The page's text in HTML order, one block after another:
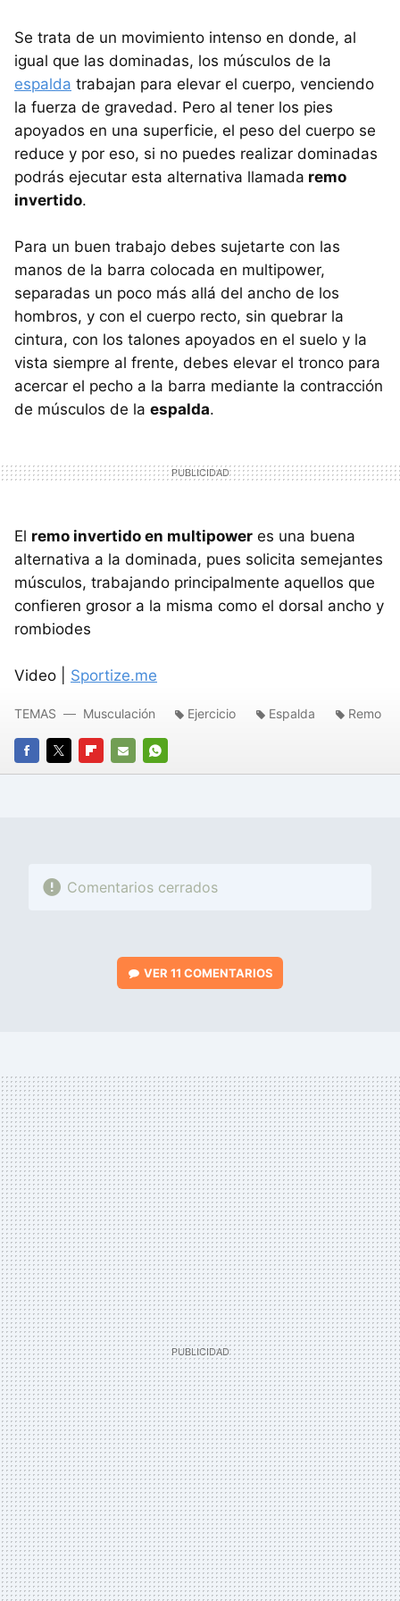
Se trata de un movimiento intenso en donde, al
igual que las dominadas, los músculos de la
espalda trabajan para elevar el cuerpo, venciendo
la fuerza de gravedad. Pero al tener los pies
apoyados en una superficie, el peso del cuerpo se
reduce y por eso, si no puedes realizar dominadas
podrás ejecutar esta alternativa llamada remo
invertido.
Para un buen trabajo debes sujetarte con las
manos de la barra colocada en multipower,
separadas un poco más allá del ancho de los
hombros, y con el cuerpo recto, sin quebrar la
cintura, con los talones apoyados en el suelo y la
vista siempre al frente, debes elevar el tronco para
acercar el pecho a la barra mediante la contracción
de músculos de la espalda.
El remo invertido en multipower es una buena
alternativa a la dominada, pues solicita semejantes
músculos, trabajando principalmente aquellos que
confieren grosor a la misma como el dorsal ancho y
rombiodes
Video | Sportize.me
FACEBOOK
TWITTERFLIPBOARD
E-
WHATSAPP
TEMAS Musculación Ejercicio Espalda Remo
Comentarios cerrados
VER11 COMENTARIOS